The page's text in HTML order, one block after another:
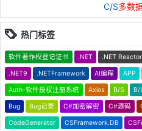
C/S多数
热门标签
软件著作权登记证书 .NET .NET Reactor
.NET9 .NETFramework AI编程 APP
Auth-软件授权注册系统 Axios B/S B/
Bug Bug记录 C#加密解密 C#源码
CodeGenerator CSFramework.DB